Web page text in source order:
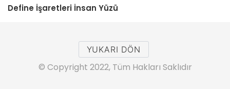
Define İşaretleri İnsan Yüzü
YUKARI DÖN
© Copyright 2022, Tüm Hakları Saklıdır